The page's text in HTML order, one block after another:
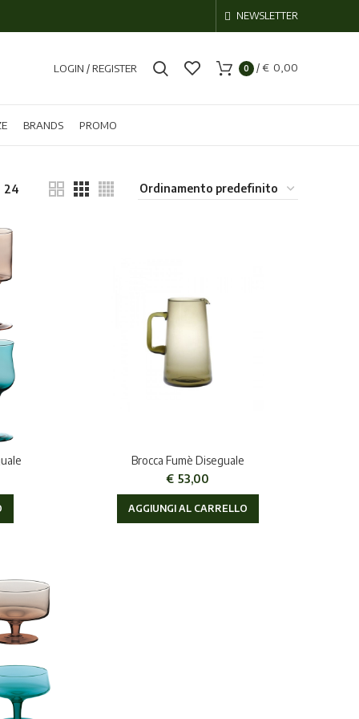
NEWSLETTER
LOGIN / REGISTER 0 /€ 0,00
BRANDS PROMO
24
Brocca Fumè Diseguale
€ 53,00
AGGIUNGI AL CARRELLO